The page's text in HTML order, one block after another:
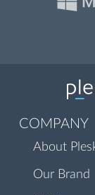
COMPANY
About
Our Brand